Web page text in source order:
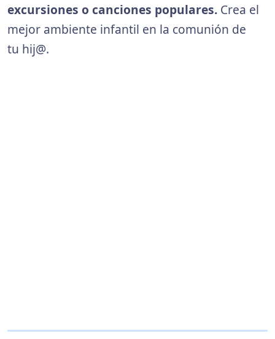
excursiones o canciones populares. Crea el
mejor ambiente infantil en la comunión de
tu hij@.